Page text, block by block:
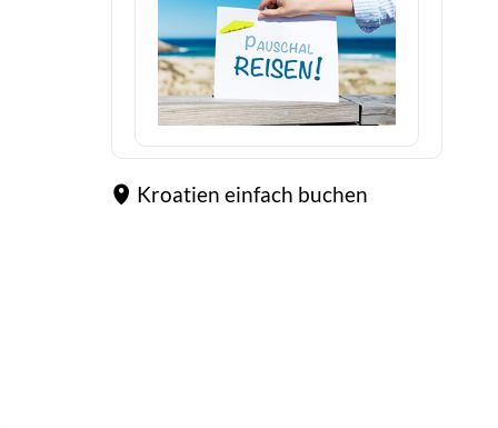
Kroatien einfach buchen